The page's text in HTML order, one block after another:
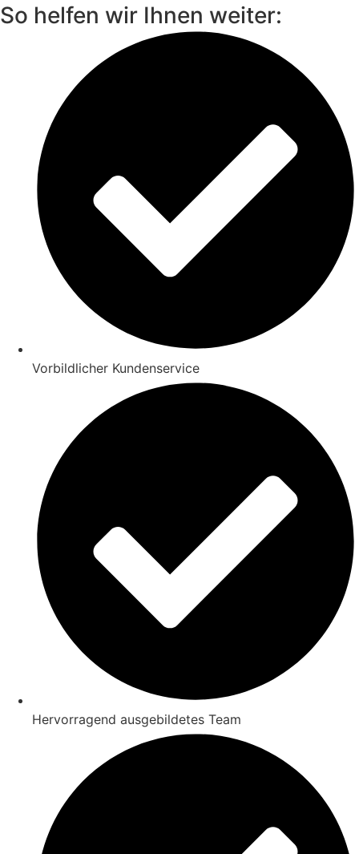
So helfen wir Ihnen weiter:
Vorbildlicher Kundenservice
Hervorragend ausgebildetes Team